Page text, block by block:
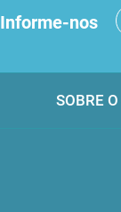
Informe-nos
SOBRE O